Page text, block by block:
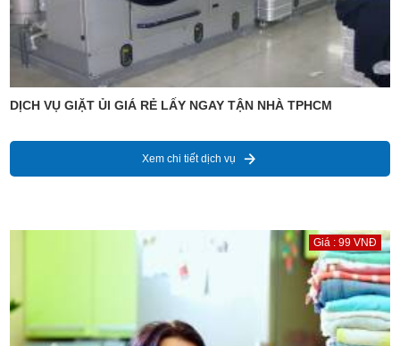
DỊCH VỤ GIẶT ỦI GIÁ RẺ LẤY NGAY TẬN NHÀ TPHCM
Xem chi tiết dịch vụ
Giá : 99 VNĐ